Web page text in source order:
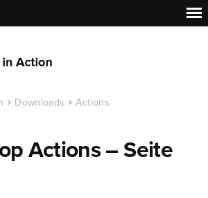
Downloads Actions
Actions – Seite